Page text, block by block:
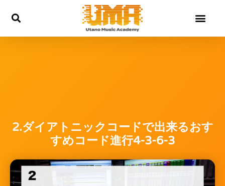
2.ダイアトニックコードで出来るおす
すめコード進行4-3-6-3